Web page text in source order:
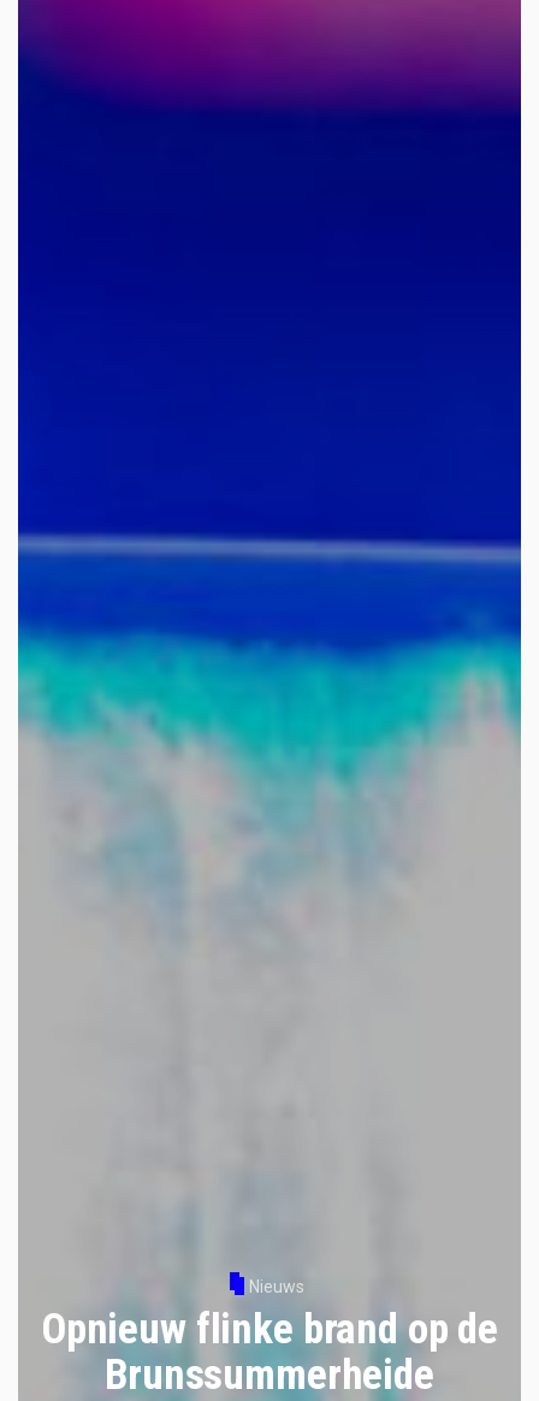
Nieuws
Opnieuw flinke brand op de
Brunssummerheide